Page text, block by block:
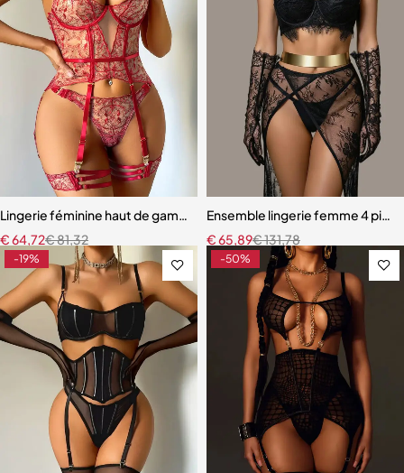
Lingerie féminine haut de gamme – Soutien-gorge et culotte en
€81,32
€64,72
Ensemble lingerie femme 4
€131,78
€65,89
-19% -50%